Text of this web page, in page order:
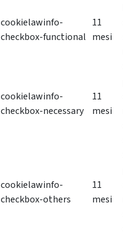
cookielawinfo-
checkbox-functional
11
mesi
cookielawinfo-
checkbox-necessary
11
mesi
cookielawinfo-
checkbox-others
11
mesi